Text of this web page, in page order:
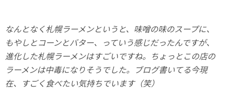
なんとなく札幌ラーメンというと、味噌の味のスープに、
もやしとコーンとバター、っていう感じだったんですが、
進化した札幌ラーメンはすごいですね。ちょっとこの店の
ラーメンは中毒になりそうでした。ブログ書いてる今現
在、すごく食べたい気持ちでいます（笑）